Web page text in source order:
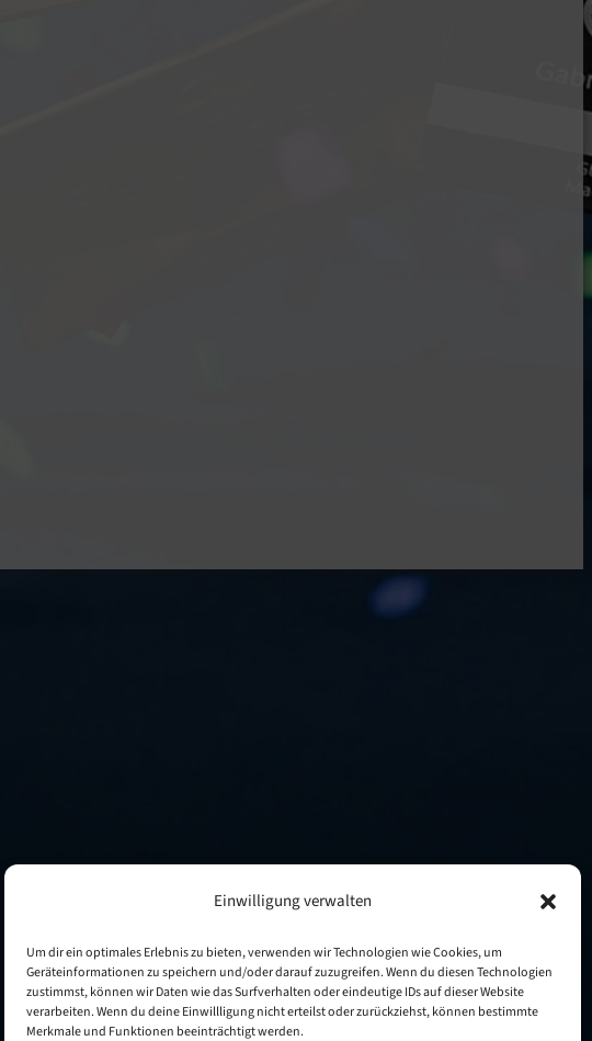
Einwilligung verwalten
Um dir ein optimales Erlebnis zu bieten, verwenden wir Technologien wie Cookies, um
Geräteinformationen zu speichern und/oder darauf zuzugreifen. Wenn du diesen Technologien
zustimmst, können wir Daten wie das Surfverhalten oder eindeutige IDs auf dieser Website
verarbeiten. Wenn du deine Einwillligung nicht erteilst oder zurückziehst, können bestimmte
Merkmale und Funktionen beeinträchtigt werden.